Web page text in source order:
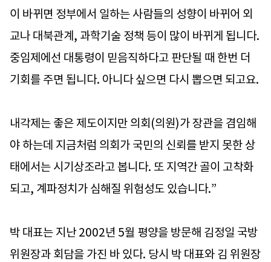
이 바뀌면 정부에서 일하는 사람들의 성향이 바뀌어 외
교나 대북관계, 과학기술 정책 등이 많이 바뀌게 됩니다.
중임제에선 대통령이 믿음직하다고 판단될 때 한번 더
기회를 주면 됩니다. 아니다 싶으면 다시 뽑으면 되고요.
내각제는 좋은 제도이지만 의회(의원)가 장관을 겸임해
야 하는데 지금처럼 의회가 국민의 신뢰를 받지 못한 상
태에서는 시기상조라고 봅니다. 또 지역간 골이 고착화
되고, 계파정치가 심해질 위험성도 있습니다.”
박 대표는 지난 2002년 5월 평양을 방문해 김정일 국방
위원장과 회담을 가진 바 있다. 당시 박 대표와 김 위원장